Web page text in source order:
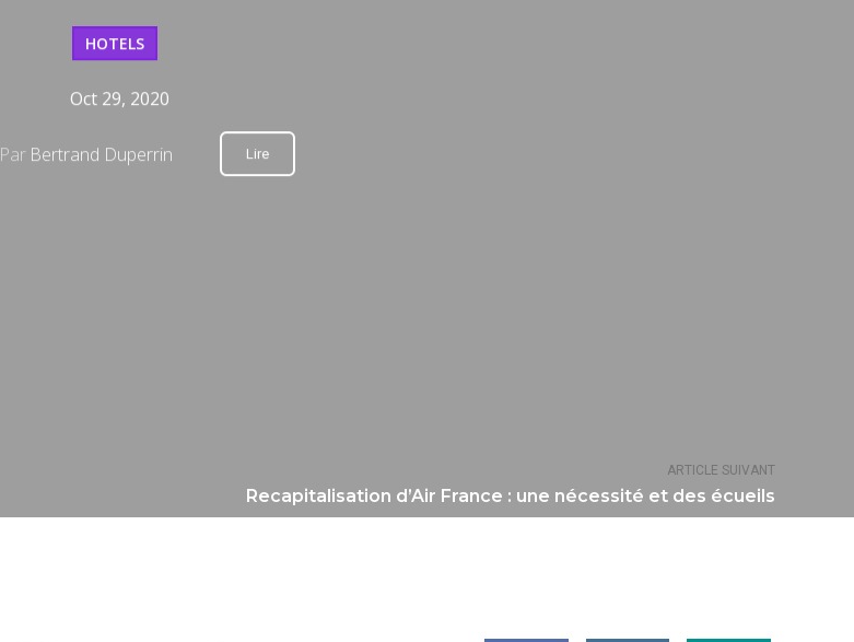
ARTICLE SUIVANT
Recapitalisation d’Air France : une nécessité et des écueils
HOTELS
Oct 29, 2020
Par Bertrand Duperrin Lire